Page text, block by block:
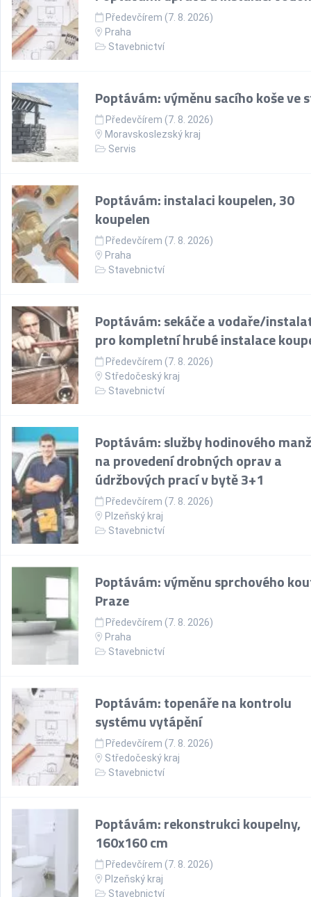
Předevčírem (7. 8. 2026)
Praha
Stavebnictví
Poptávám: výměnu sacího koše ve
Předevčírem (7. 8. 2026)
Moravskoslezský kraj
Servis
Poptávám: instalaci koupelen, 30
koupelen
Předevčírem (7. 8. 2026)
Praha
Stavebnictví
Poptávám: sekáče a vodaře/
pro kompletní hrubé instalace
Předevčírem (7. 8. 2026)
Středočeský kraj
Stavebnictví
Poptávám: služby hodinového
na provedení drobných oprav a
údržbových prací v bytě 3+1
Předevčírem (7. 8. 2026)
Plzeňský kraj
Stavebnictví
Poptávám: výměnu sprchového
Praze
Předevčírem (7. 8. 2026)
Praha
Stavebnictví
Poptávám: topenáře na kontrolu
systému vytápění
Předevčírem (7. 8. 2026)
Středočeský kraj
Stavebnictví
Poptávám: rekonstrukci koupelny,
160x160 cm
Předevčírem (7. 8. 2026)
Plzeňský kraj
Stavebnictví